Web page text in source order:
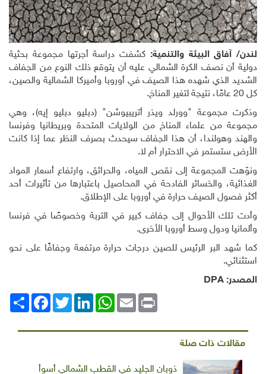
لندن/ آفاق البيئة والتنمية: كشفت دراسة أجرتها مجموعة بحثية
دولية أن نصف الكرة الشمالي عليه أن يتوقع ذلك النوع من الجفاف
الشديد الذي شهده هذا الصيف في أوروبا وأميركا الشمالية والصين،
كل 20 عامًا، نتيجة لتغير المناخ.
وذكرت مجموعة "وورلد ويذر أتريبيوشن" (دبليو دبليو إيه)، وهي
مجموعة من علماء المناخ من الولايات المتحدة وبريطانيا وفرنسا
والهند وهولندا، أن هذا الجفاف سيحدث بصرف النظر عما إذا كانت
الأرض ستستمر في الاحترار أم لا.
ونوّهت المجموعة إلى نقص المياه، والحرائق، وارتفاع أسعار المواد
الغذائية، والخسائر الفادحة في المحاصيل باعتبارها من تأثيرات أحد
أكثر فصول الصيف حرارة في أوروبا على الإطلاق.
وأدت تلك الأحوال إلى جفاف كبير في التربة وخصوصًا في فرنسا
وألمانيا ودول وسط أوروبا الأخرى.
كما شهد البر الرئيس للصين درجات حرارة مرتفعة وجفافًا على نحو
استثنائي.
المصدر: DPA
انشر
FacebookTwitterLinkedIn
WhatsAppEmail Print
مقالات ذات صلة
ذوبان الجليد في القطب الشمالي أسوأ